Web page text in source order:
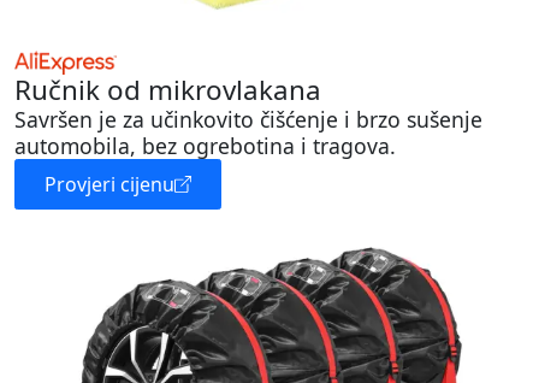
Ručnik od mikrovlakana
Savršen je za učinkovito čišćenje i brzo sušenje
automobila, bez ogrebotina i tragova.
Provjeri cijenu